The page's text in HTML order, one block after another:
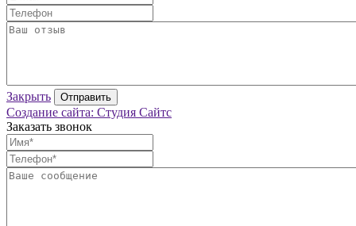
Закрыть Отправить
Создание сайта: Студия Сайтс
Заказать звонок